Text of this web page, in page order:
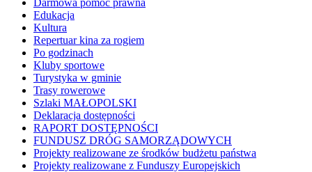
Edukacja
Kultura
Repertuar kina za rogiem
Po godzinach
Kluby sportowe
Turystyka w gminie
Trasy rowerowe
Szlaki MAŁOPOLSKI
Deklaracja dostępności
RAPORT DOSTĘPNOŚCI
FUNDUSZ DRÓG SAMORZĄDOWYCH
Projekty realizowane ze środków budżetu państwa
Projekty realizowane z Funduszy Europejskich